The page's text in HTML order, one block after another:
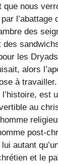
que nous
l’abattage
des
les
alors
à
est
au
post-
autant
et le